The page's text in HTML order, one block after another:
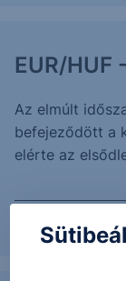
EUR/
Az elmúlt
befejeződött a
elérte az